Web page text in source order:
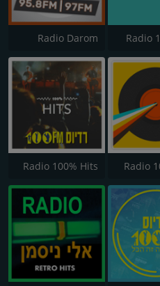
Radio
Radio Darom
Radio
Radio 100% Hits